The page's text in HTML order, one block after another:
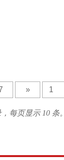
»
每页显示 10 条。